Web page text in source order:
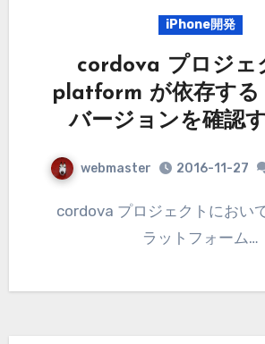
iPhone開発
cordova プロジェ
platform が依存す
バージョンを確認
webmaster 2016-11-27
cordova プロジェクトにおいて、個々のプ
ラットフォーム…